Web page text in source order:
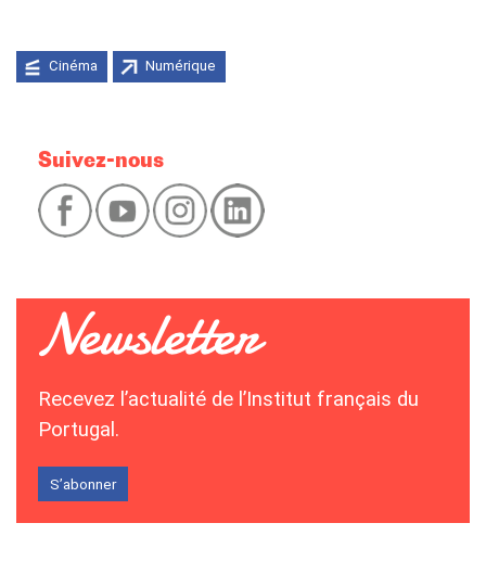
Cinéma Numérique
Suivez-nous
Recevez l’actualité de l’Institut français du
Portugal.
S’abonner